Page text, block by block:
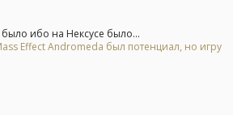
было ибо на Нексусе было...
Effect Andromeda был потенциал, но игру